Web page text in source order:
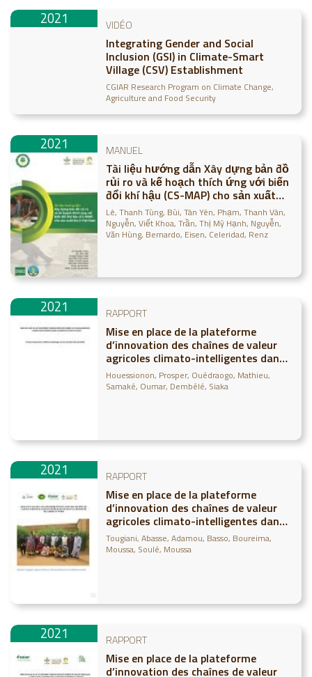
2021 VIDÉO
Integrating Gender and Social
Inclusion (GSI) in Climate-Smart
Village (CSV) Establishment
CGIAR Research Program on Climate Change,
Agriculture and Food Security
2021 MANUEL
Tài liệu hướng dẫn Xây dựng bản đồ
rủi ro và kế hoạch thích ứng với biến
đổi khí hậu (CS-MAP) cho sản xuất
lúa ở Việt Nam
Lê, Thanh Tùng Bùi, Tân Yên Phạm, Thanh Vân
Nguyễn, Viết Khoa Trần, Thị Mỹ Hạnh Nguyễn,
Văn Hùng Bernardo, Eisen Celeridad, Renz
2021 RAPPORT
Mise en place de la plateforme
d’innovation des chaînes de valeur
agricoles climato-intelligentes dans
la region de Ségou au Mali
Houessionon, Prosper Ouédraogo, Mathieu
Samaké, Oumar Dembélé, Siaka
2021 RAPPORT
Mise en place de la plateforme
d’innovation des chaînes de valeur
agricoles climato-intelligentes dans
la région de Tillaberi au Niger
Tougiani, Abasse Adamou, Basso Boureima,
Moussa Soulé, Moussa
2021 RAPPORT
Mise en place de la plateforme
d’innovation des chaînes de valeur